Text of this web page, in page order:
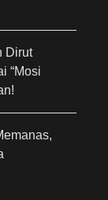
Dirut
“Mosi